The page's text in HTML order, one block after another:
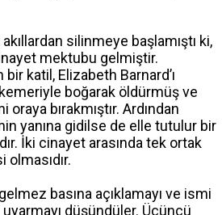
silinmeye başlamıştı ki,
mektubu gelmiştir.
katil, Elizabeth Barnard’ı
boğarak öldürmüş ve
bırakmıştır. Ardından
yanına gidilse de elle tutulur bir
İki cinayet arasında tek ortak
basına açıklamayı ve ismi
düşündüler. Üçüncü